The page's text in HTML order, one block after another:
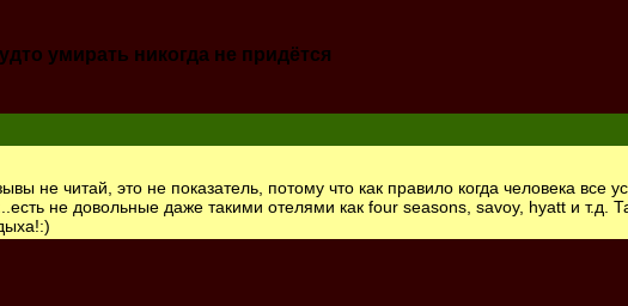
умирать никогда не придётся
не читай, это не показатель, потому что как правило когда человека все
не довольные даже такими отелями как four seasons, savoy, hyatt и т.д.